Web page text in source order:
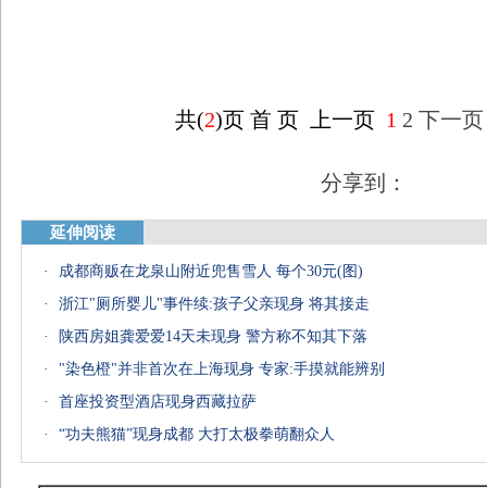
共(2)页 首 页 上一页1 2 下一页
分享到：
延伸阅读
·
成都商贩在龙泉山附近兜售雪人 每个30元(图)
·
浙江"厕所婴儿"事件续:孩子父亲现身 将其接走
·
陕西房姐龚爱爱14天未现身 警方称不知其下落
·
"染色橙"并非首次在上海现身 专家:手摸就能辨别
·
首座投资型酒店现身西藏拉萨
·
“功夫熊猫”现身成都 大打太极拳萌翻众人